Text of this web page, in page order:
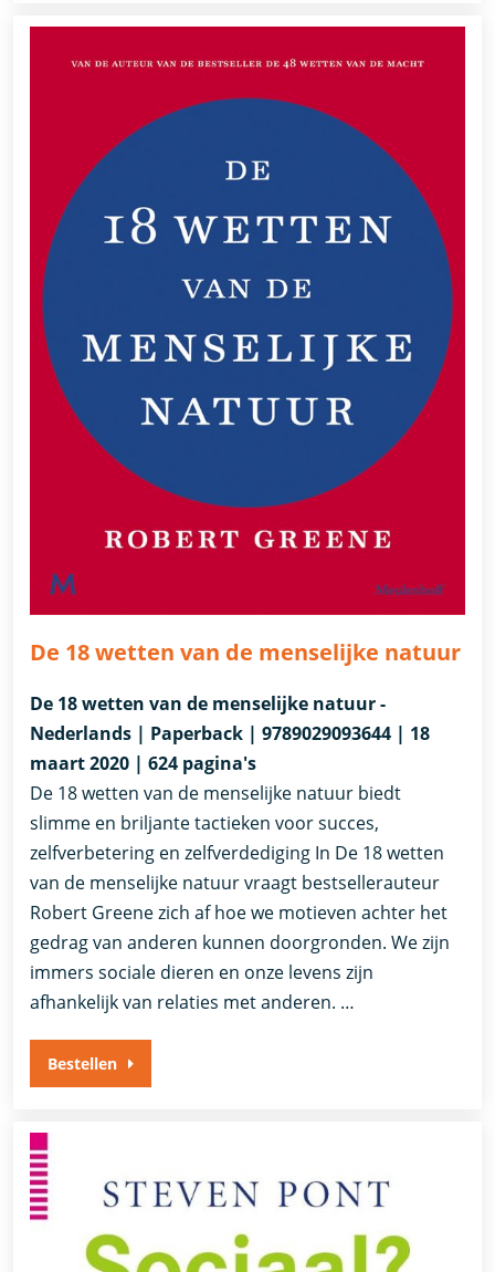
De 18 wetten van de menselijke natuur
De 18 wetten van de menselijke natuur -
Nederlands | Paperback | 9789029093644 | 18
maart 2020 | 624 pagina's
De 18 wetten van de menselijke natuur biedt
slimme en briljante tactieken voor succes,
zelfverbetering en zelfverdediging In De 18 wetten
van de menselijke natuur vraagt bestsellerauteur
Robert Greene zich af hoe we motieven achter het
gedrag van anderen kunnen doorgronden. We zijn
immers sociale dieren en onze levens zijn
afhankelijk van relaties met anderen. …
Bestellen